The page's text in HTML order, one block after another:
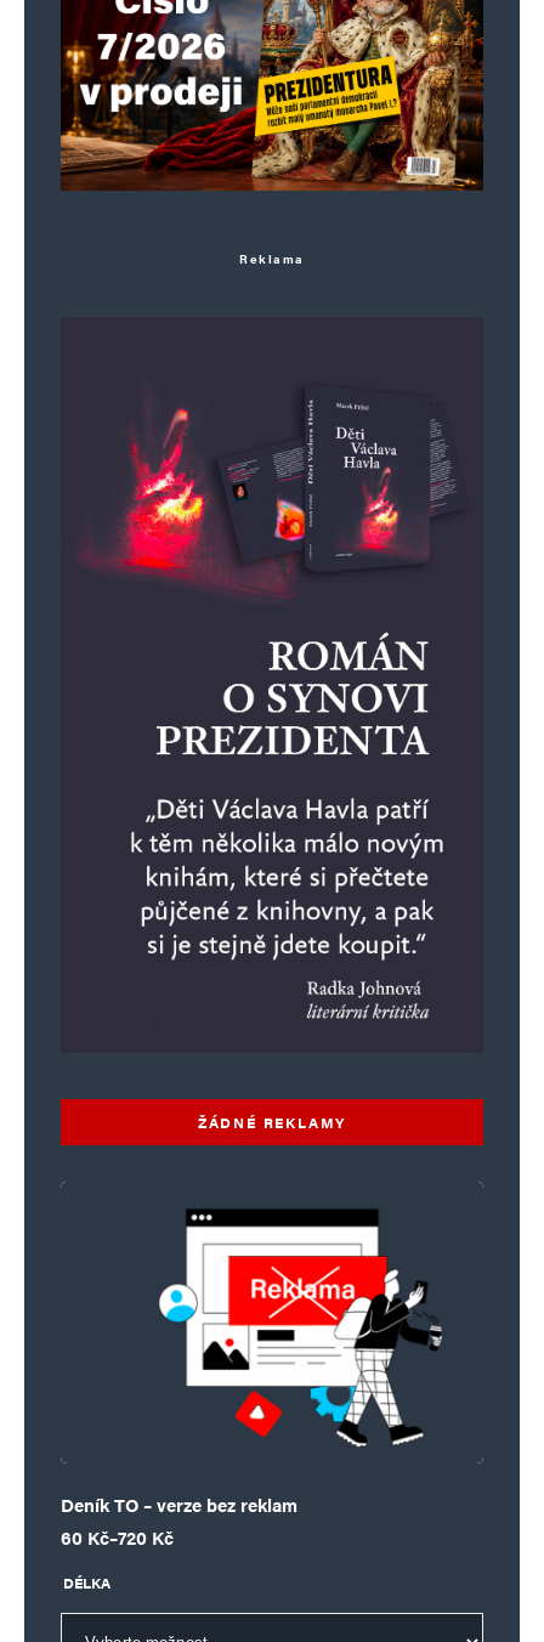
E-mail* Webová stránka
Uložit do prohlížeče jméno, e-mail a webovou stránku pro budoucí
Reklama
ŽÁDNÉ REKLAMY
Deník TO – verze bez reklam
60 Kč–720 Kč
Rozpětí cen: 60 Kč až 720 Kč
DÉLKA